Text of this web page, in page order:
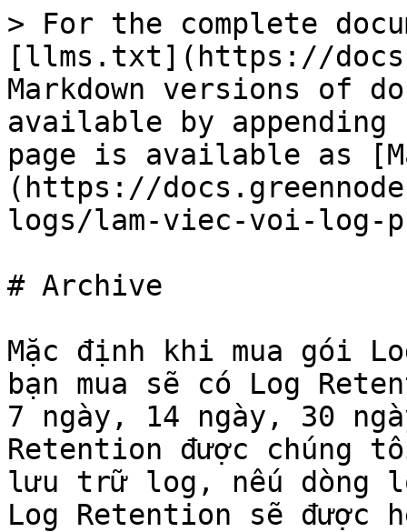
> For the complete
[llms.txt](https://
Markdown versions of
available by
page is available as
(https://
logs/lam-viec-voi-log-
# Archive
Mặc định khi mua gói
bạn mua sẽ có Log
7 ngày, 14 ngày, 30
Retention được chúng
lưu trữ log, nếu dòng
Log Retention sẽ được